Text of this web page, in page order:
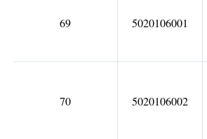
69 5020106001
70 5020106002